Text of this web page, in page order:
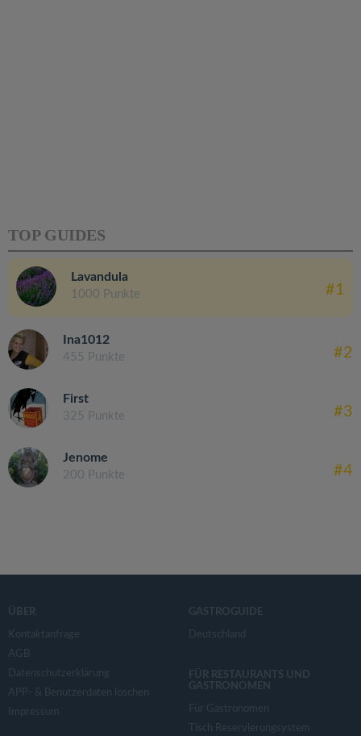
TOP GUIDES
Lavandula
1000 Punkte #1
Ina1012
455 Punkte #2
First
325 Punkte #3
Jenome
200 Punkte #4
ÜBER
Kontaktanfrage
AGB
Datenschutzerklärung
APP- & Benutzerdaten löschen
Impressum
GASTROGUIDE
Deutschland
FÜR RESTAURANTS UND
GASTRONOMEN
Für Gastronomen
Tisch Reservierungsystem